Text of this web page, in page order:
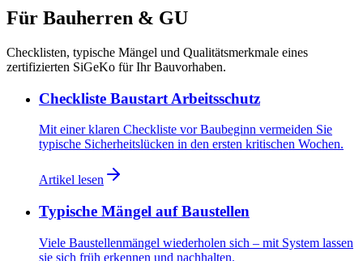
Für Bauherren & GU
Checklisten, typische Mängel und Qualitätsmerkmale eines
zertifizierten SiGeKo für Ihr Bauvorhaben.
Checkliste Baustart Arbeitsschutz
Mit einer klaren Checkliste vor Baubeginn vermeiden Sie
typische Sicherheitslücken in den ersten kritischen Wochen.
Artikel lesen
Typische Mängel auf Baustellen
Viele Baustellenmängel wiederholen sich – mit System lassen
sie sich früh erkennen und nachhalten.